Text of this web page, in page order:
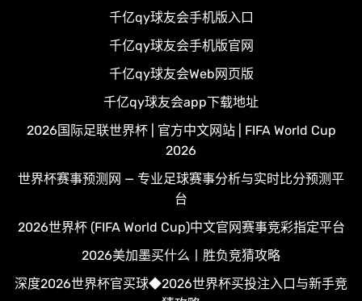
千亿qy球友会手机版入口
千亿qy球友会手机版官网
千亿qy球友会Web网页版
千亿qy球友会app下载地址
2026国际足联世界杯 | 官方中文网站 | FIFA World Cup
2026
世界杯赛事预测网 — 专业足球赛事分析与实时比分预测平
台
2026世界杯 (FIFA World Cup)中文官网赛事竞彩指定平台
2026美加墨买什么丨胜负竞猜攻略
深度2026世界杯官买球◆2026世界杯买投注入口与新手竞